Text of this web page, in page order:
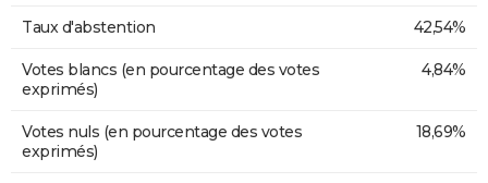
Taux d'abstention 42,54%
Votes blancs (en pourcentage des votes
exprimés)
4,84%
Votes nuls (en pourcentage des votes
exprimés)
18,69%